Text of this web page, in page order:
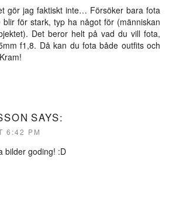
gör jag faktiskt inte… Försöker bara fota
blir för stark, typ ha något för (människan
Det beror helt på vad du vill fota,
f1,8. Då kan du fota både outfits och
SAYS:
6:42 PM
bilder goding! :D